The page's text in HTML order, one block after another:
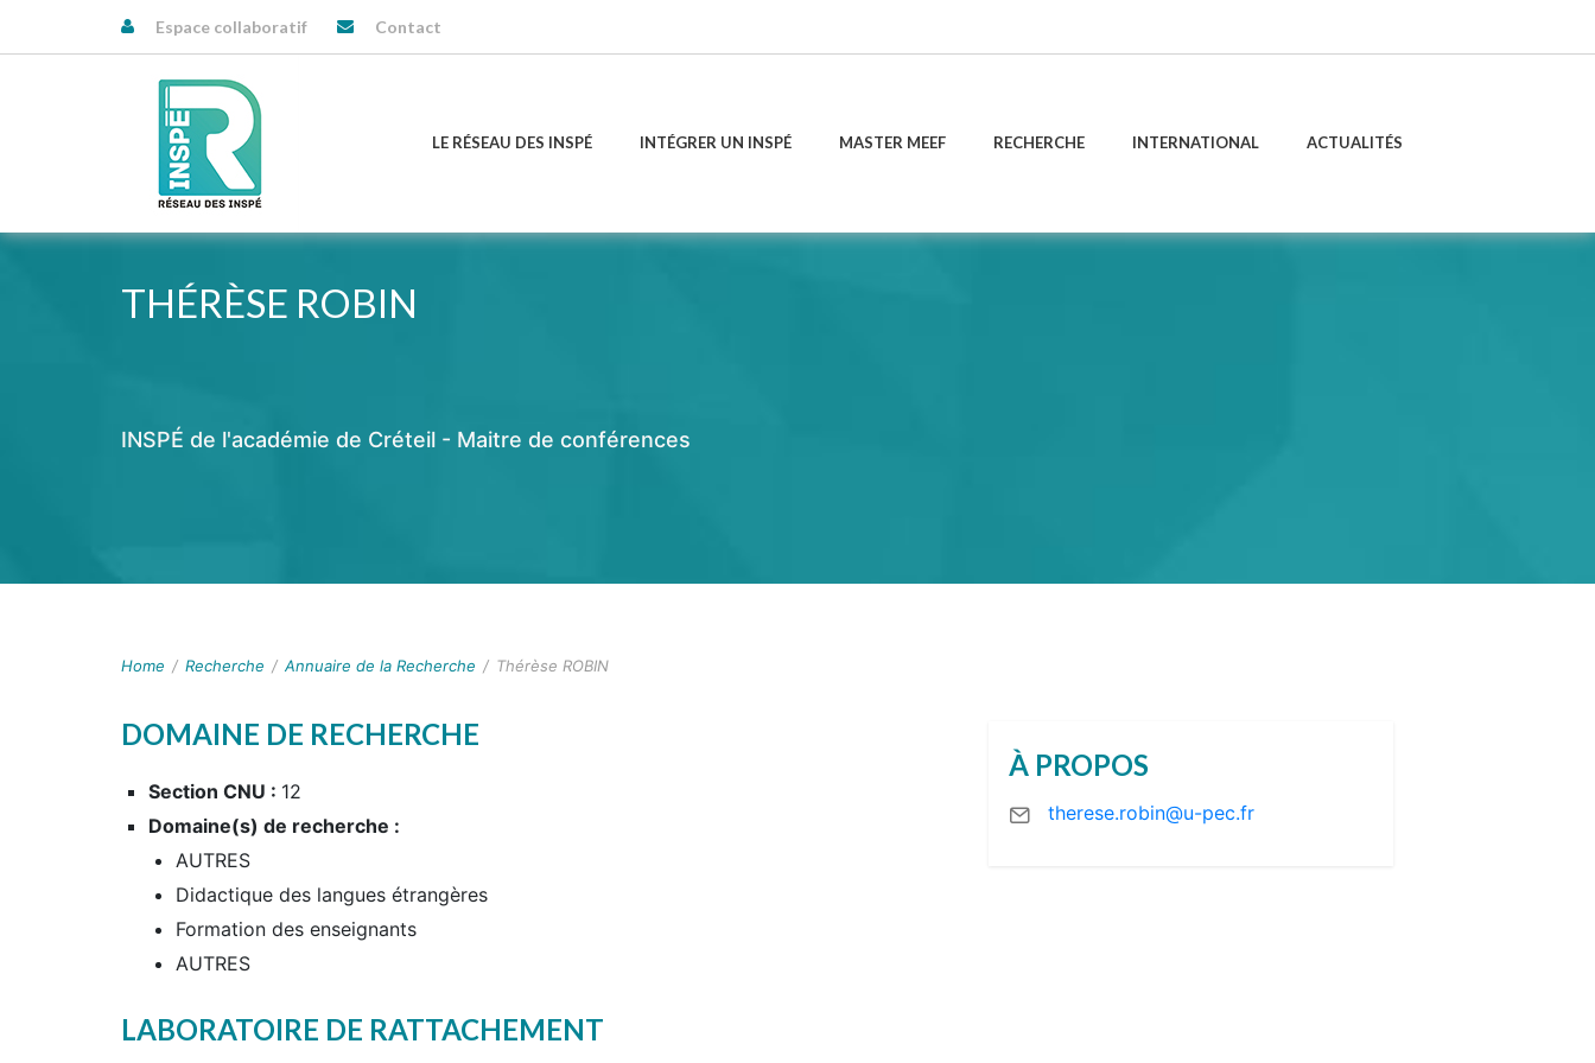
Espace collaboratif Contact
LE RÉSEAU DES INSPÉ INTÉGRER UN INSPÉ MASTER MEEF RECHERCHE INTERNATIONAL ACTUALITÉS
THÉRÈSE ROBIN
INSPÉ de l'académie de Créteil - Maitre de conférences
Home / Recherche / Annuaire de la Recherche / Thérèse ROBIN
DOMAINE DE RECHERCHE
Section CNU : 12
Domaine(s) de recherche :
AUTRES
Didactique des langues étrangères
Formation des enseignants
AUTRES
LABORATOIRE DE RATTACHEMENT
À PROPOS
therese.robin@u-pec.fr